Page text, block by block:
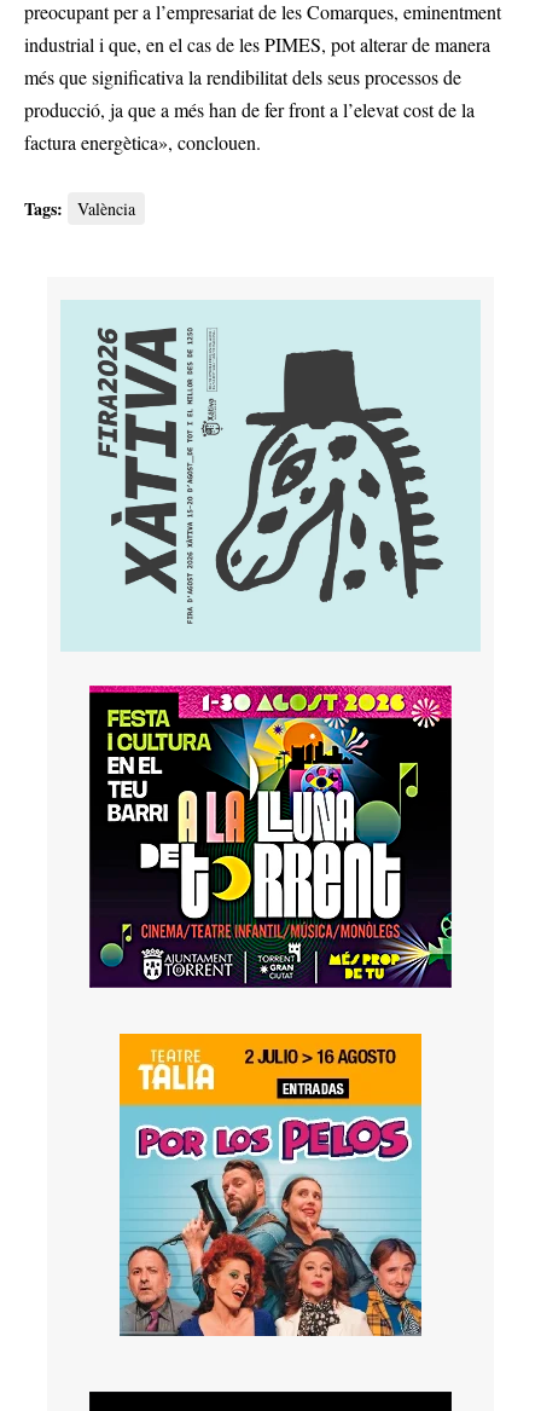
preocupant per a l’empresariat de les Comarques, eminentment
industrial i que, en el cas de les PIMES, pot alterar de manera
més que significativa la rendibilitat dels seus processos de
producció, ja que a més han de fer front a l’elevat cost de la
factura energètica», conclouen.
Tags: València